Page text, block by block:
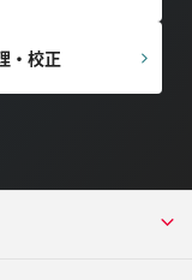
・校正